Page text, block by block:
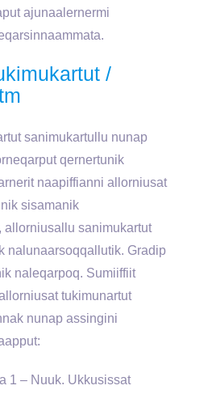
ajunaalernermi
/
sanimukartullu nunap
qernertunik
naapiffianni allorniusat
sisamanik
allorniusallu sanimukartut
nalunaarsoqqallutik. Gradip
naleqarpoq. Sumiiffiit
tukimunartut
nunap assingini
1 – Nuuk. Ukkusissat